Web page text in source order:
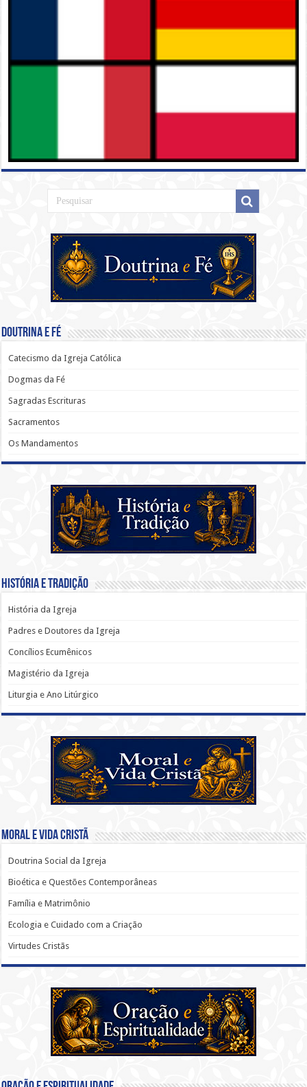
Doutrina e Fé
Catecismo da Igreja Católica
Dogmas da Fé
Sagradas Escrituras
Sacramentos
Os Mandamentos
História e Tradição
História da Igreja
Padres e Doutores da Igreja
Concílios Ecumênicos
Magistério da Igreja
Liturgia e Ano Litúrgico
Moral e Vida Cristã
Doutrina Social da Igreja
Bioética e Questões Contemporâneas
Família e Matrimônio
Ecologia e Cuidado com a Criação
Virtudes Cristãs